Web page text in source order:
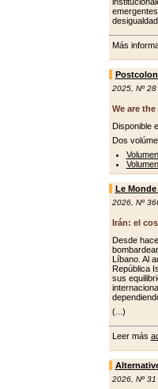
desigualdad.
Más
2025, Nº 28
We are
Disponible
Dos
Volumen
Le
2026, Nº
Irán: el
Desde
Líbano. Al
República
sus
(...)
Leer más
2026, Nº 31